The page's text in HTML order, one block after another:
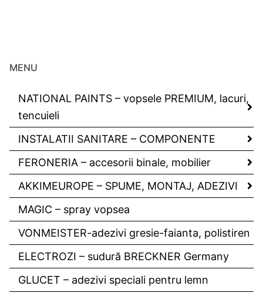
MENU
NATIONAL PAINTS – vopsele PREMIUM, lacuri,
tencuieli
INSTALATII SANITARE – COMPONENTE
FERONERIA – accesorii binale, mobilier
AKKIMEUROPE – SPUME, MONTAJ, ADEZIVI
MAGIC – spray vopsea
VONMEISTER-adezivi gresie-faianta, polistiren
ELECTROZI – sudură BRECKNER Germany
GLUCET – adezivi speciali pentru lemn